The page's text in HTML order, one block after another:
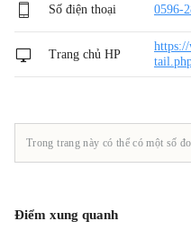
Số điện thoại 0596-
Trang chủ HP
Trong trang này có thể có một số
Điểm xung quanh